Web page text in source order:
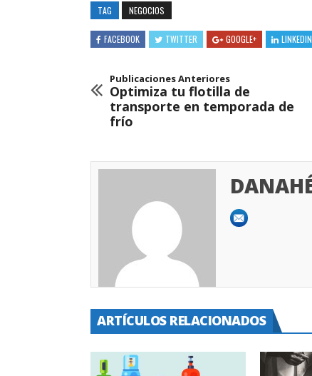
TAG NEGOCIOS
FACEBOOK TWITTER GOOGLE+ LINKEDIN
Publicaciones Anteriores
Optimiza tu flotilla de
transporte en temporada de
frío
ARTÍCULOS RELACIONADOS